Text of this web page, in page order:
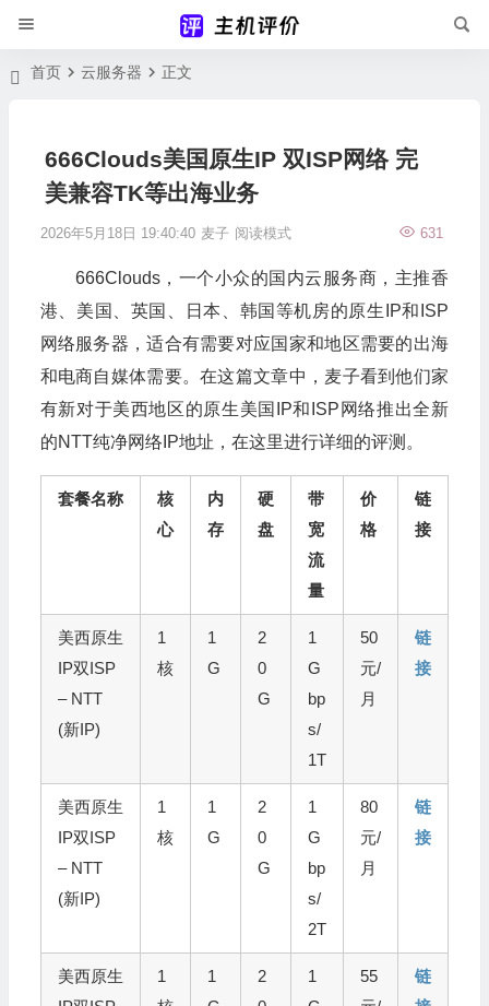
首页 云服务器 正文
666Clouds美国原生IP 双ISP网络 完
美兼容TK等出海业务
2026年5月18日 19:40:40 麦子 631
阅读模式
666Clouds，一个小众的国内云服务商，主推香
港、美国、英国、日本、韩国等机房的原生IP和ISP
网络服务器，适合有需要对应国家和地区需要的出海
和电商自媒体需要。在这篇文章中，麦子看到他们家
有新对于美西地区的原生美国IP和ISP网络推出全新
的NTT纯净网络IP地址，在这里进行详细的评测。
套餐名称
核
心
内
存
硬
盘
带
宽
流
量
价
格
链
接
美西原生
IP双ISP
– NTT
(新IP)
1
核
1
G
2
0
G
1
G
bp
s/
1T
50
元/
月
链
接
美西原生
IP双ISP
– NTT
(新IP)
1
核
1
G
2
0
G
1
G
bp
s/
2T
80
元/
月
链
接
美西原生
1
1
2
1
55
链